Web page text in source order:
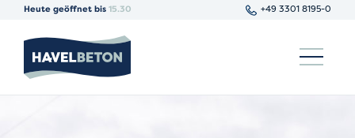
Heute geöffnet bis 15.30 +49 3301 8195-0